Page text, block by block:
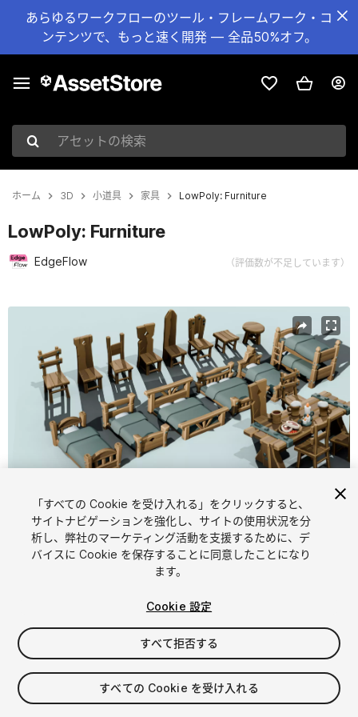
あらゆるワークフローのツール・フレームワーク・コ
ンテンツで、もっと速く開発 — 全品50%オフ。
アセットの検索
ホーム 3D 小道具 家具 LowPoly: Furniture
LowPoly: Furniture
EdgeFlow （評価数が不足しています）
1/ 16
$4.99
消費税は決済時に計算されます
「すべての Cookie を受け入れる」をクリックすると、
サイトナビゲーションを強化し、サイトの使用状況を分
析し、弊社のマーケティング活動を支援するために、デ
バイスに Cookie を保存することに同意したことになり
ます。
Cookie 設定
すべて拒否する
すべての Cookie を受け入れる